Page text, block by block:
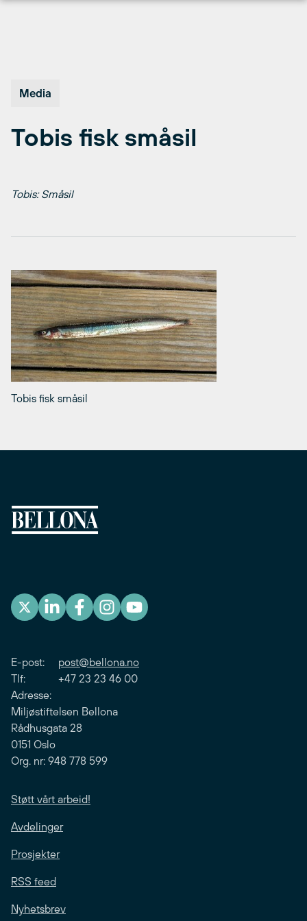
Media
Tobis fisk småsil
Tobis: Småsil
Tobis fisk småsil
E-post: post@bellona.no
Tlf: +47 23 23 46 00
Adresse:
Miljøstiftelsen Bellona
Rådhusgata 28
0151 Oslo
Org. nr: 948 778 599
Støtt vårt arbeid!
Avdelinger
Prosjekter
RSS feed
Nyhetsbrev